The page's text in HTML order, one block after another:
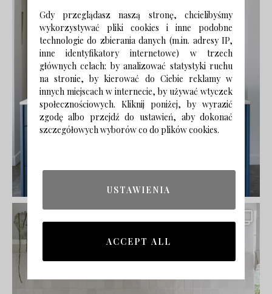
Gdy przeglądasz naszą stronę, chcielibyśmy
wykorzystywać pliki cookies i inne podobne
technologie do zbierania danych (m.in. adresy IP,
inne identyfikatory internetowe) w trzech
głównych celach: by analizować statystyki ruchu
na stronie, by kierować do Ciebie reklamy w
innych miejscach w internecie, by używać wtyczek
społecznościowych. Kliknij poniżej, by wyrazić
zgodę albo przejdź do ustawień, aby dokonać
szczegółowych wyborów co do plików cookies.
USTAWIENIA
ACCEPT ALL